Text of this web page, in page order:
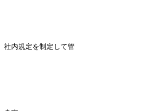
社内規定を制定して管